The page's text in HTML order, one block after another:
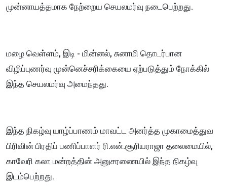
முன்னாயத்தமாக நேற்றைய செயலமர்வு நடைபெற்றது.
மழை வெள்ளம், இடி - மின்னல், சுனாமி தொடர்பான
விழிப்புணர்வு முன்னெச்சரிக்கையை ஏற்படுத்தும் நோக்கில்
இந்த செயலமர்வு அமைந்தது.
இந்த நிகழ்வு யாழ்ப்பாணம் மாவட்ட அனர்த்த முகாமைத்துவ
பிரிவின் பிரதிப் பணிப்பாளர் ரி.என்.சூரியராஜா தலைமையில்,
காவேரி கலா மன்றத்தின் அனுசரணையில் இந்த நிகழ்வு
இடம்பெற்றது.